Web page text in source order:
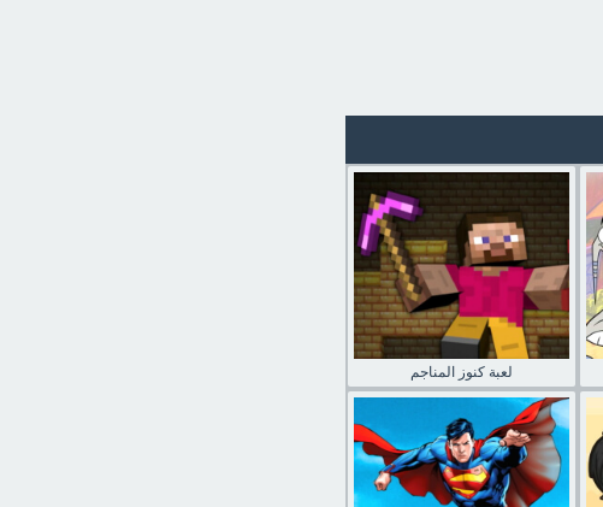
لعبة كنوز المناجم